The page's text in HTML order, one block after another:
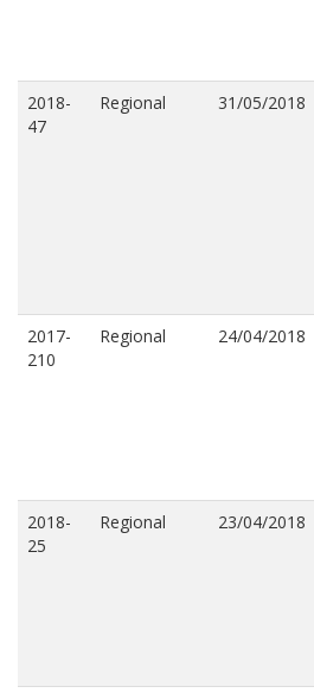
2018-
47
Regional 31/05/2018
2017-
210
Regional 24/04/2018
2018-
25
Regional 23/04/2018